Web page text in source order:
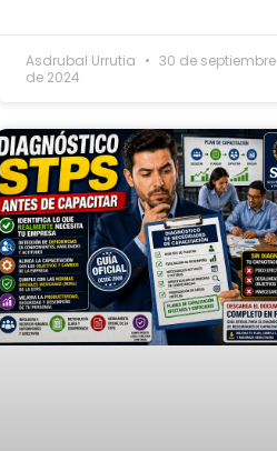
Asdrubal Urrutia
30 de septiembre
de 2024